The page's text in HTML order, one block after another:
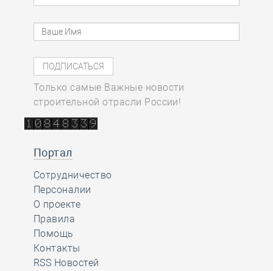
Только самые Важные новости
строительной отрасли России!
Портал
Сотрудничество
Персоналии
О проекте
Правила
Помощь
Контакты
RSS Новостей